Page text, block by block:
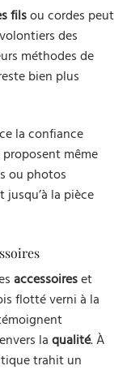
filsou cordes peut
des
méthodes de
bien plus
la confiance
même
ou photos
la pièce
accessoireset
flotté verni à la
la qualité. À
trahit un